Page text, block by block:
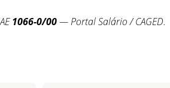
1066-0/00— Portal Salário / CAGED.